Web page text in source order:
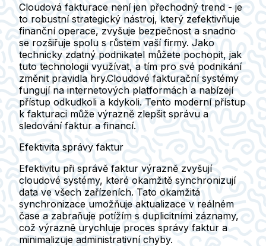
Cloudová fakturace není jen přechodný trend - je
to robustní strategický nástroj, který zefektivňuje
finanční operace, zvyšuje bezpečnost a snadno
se rozšiřuje spolu s růstem vaší firmy. Jako
technicky zdatný podnikatel můžete pochopit, jak
tuto technologii využívat, a tím pro své podnikání
změnit pravidla hry.Cloudové fakturační systémy
fungují na internetových platformách a nabízejí
přístup odkudkoli a kdykoli. Tento moderní přístup
k fakturaci může výrazně zlepšit správu a
sledování faktur a financí.
Efektivita správy faktur
Efektivitu při správě faktur výrazně zvyšují
cloudové systémy, které okamžitě synchronizují
data ve všech zařízeních. Tato okamžitá
synchronizace umožňuje aktualizace v reálném
čase a zabraňuje potížím s duplicitními záznamy,
což výrazně urychluje proces správy faktur a
minimalizuje administrativní chyby.